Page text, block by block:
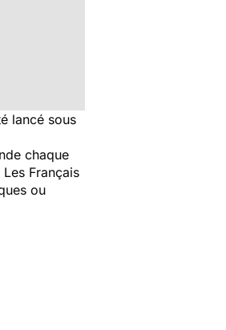
lancé sous
chaque
Français
ou